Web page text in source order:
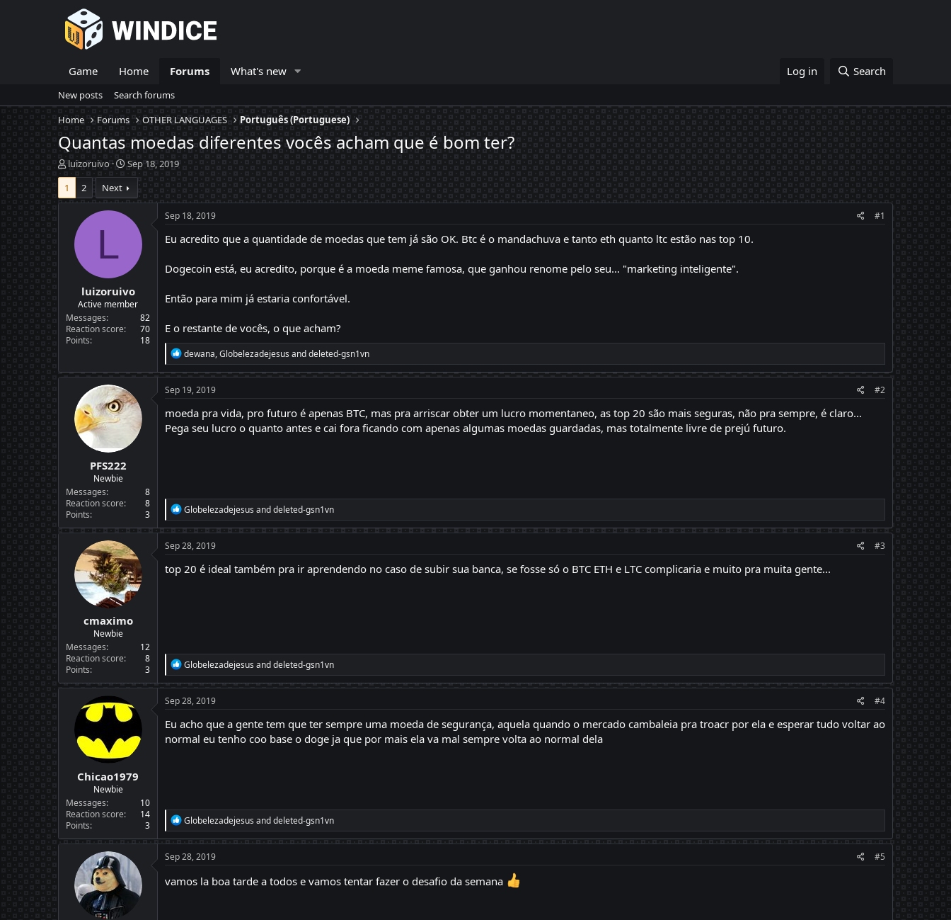
Game Home Forums What's new Log in Search
New posts
Search forums
Home
Forums OTHER LANGUAGES Português (Portuguese)
Quantas moedas diferentes vocês acham que é bom ter?
T
h
r
e
r
luizoruivo
S
t
a
r
t
Sep 18, 2019
1
2 Next
L
luizoruivo
Active member
Messages
82
Reaction score
70
Points
18
Sep 18, 2019 #1
Eu acredito que a quantidade de moedas que tem já são OK. Btc é o mandachuva e tanto eth quanto ltc estão nas top 10.
Dogecoin está, eu acredito, porque é a moeda meme famosa, que ganhou renome pelo seu... "marketing inteligente".
Então para mim já estaria confortável.
E o restante de vocês, o que acham?
R
e
a
c
t
i
o
n
dewana,Globelezadejesus anddeleted-gsn1vn
PFS222
Newbie
Messages
8
Reaction score
8
Points
3
Sep 19, 2019 #2
moeda pra vida, pro futuro é apenas BTC, mas pra arriscar obter um lucro momentaneo, as top 20 são mais seguras, não pra sempre, é claro...
Pega seu lucro o quanto antes e cai fora ficando com apenas algumas moedas guardadas, mas totalmente livre de prejú futuro.
R
e
a
c
t
i
o
Globelezadejesus anddeleted-gsn1vn
cmaximo
Newbie
Messages
12
Reaction score
8
Points
3
Sep 28, 2019 #3
top 20 é ideal também pra ir aprendendo no caso de subir sua banca, se fosse só o BTC ETH e LTC complicaria e muito pra muita gente...
R
e
a
c
t
i
o
n
Globelezadejesus anddeleted-gsn1vn
Chicao1979
Newbie
Messages
10
Reaction score
14
Points
3
Sep 28, 2019 #4
Eu acho que a gente tem que ter sempre uma moeda de segurança, aquela quando o mercado cambaleia pra troacr por ela e esperar tudo voltar ao
normal eu tenho coo base o doge ja que por mais ela va mal sempre volta ao normal dela
R
e
a
c
t
o
Globelezadejesus anddeleted-gsn1vn
Sep 28, 2019 #5
vamos la boa tarde a todos e vamos tentar fazer o desafio da semana